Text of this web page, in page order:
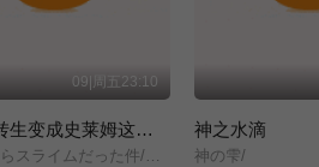
09|周五23:10
关于我转生变成史莱姆这档事 第四季
転生したらスライムだった件/第4期/
神之水滴
神の雫/